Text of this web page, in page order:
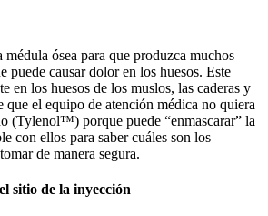
ósea para que produzca muchos
puede causar dolor en los huesos. Este
en los huesos de los muslos, las caderas y
que el equipo de atención médica no quiera
(Tylenol™) porque puede “enmascarar” la
con ellos para saber cuáles son los
de manera segura.
sitio de la inyección